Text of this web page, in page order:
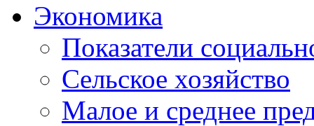
Экономика
Показатели
Сельское хозяйство
Малое и среднее